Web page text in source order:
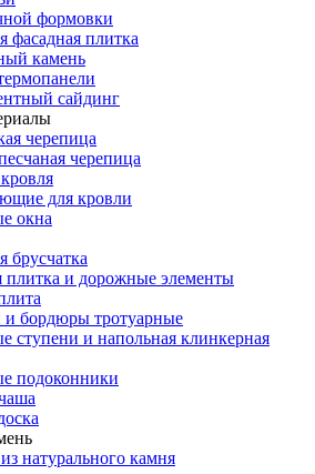
формовки
фасадная плитка
камень
сайдинг
черепица
черепица
для кровли
окна
брусчатка
плитка и дорожные элементы
бордюры тротуарные
ступени и напольная клинкерная
подоконники
натурального камня